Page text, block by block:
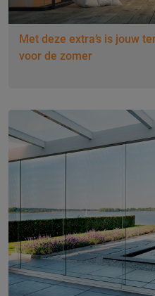
Met deze extra’s is jouw
voor de zomer